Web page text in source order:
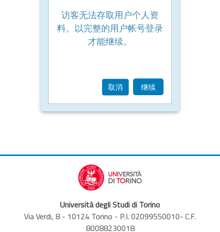
访客无法存取用户个人资
料。以完整的用户帐号登录
才能继续。
取消 继续
Università degli Studi di Torino
Via Verdi, 8 - 10124 Torino - P.I. 02099550010- C.F.
80088230018